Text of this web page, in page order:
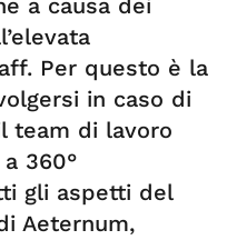
a causa dei
Per questo è la
in caso di
team di lavoro
360°
gli aspetti del
Aeternum,